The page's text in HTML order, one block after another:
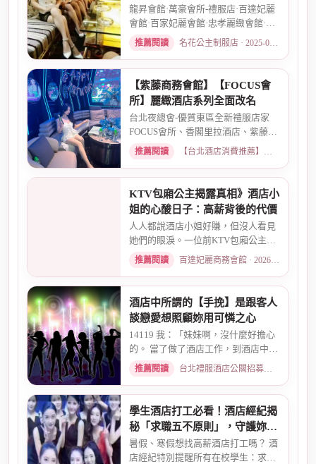
龍昇會館·萬豪會所-禮服店·百達妃麗
會館·百家妃麗會館·忠孝麗緻會館·敦
南麗緻會館·金荷會...
推薦閱讀 名花公主制服店 · 2025-02-01
【紫藤商務會館】【FOCUS會
所】麗緻酒店系列全面改名
台北夜總會-優質東區全新禮服店家
FOCUS會所、香閣里拉酒店、紫藤名
店、酒店幹部就是為了給你更好...
推薦閱讀 【台北酒店消費推薦】各大商務酒店、夜總會試算 · 2026-03-30
KTV包廂公主揭露真相》酒店小
姐的心酸日子：高薪背後的代價
人人都說酒店小姐好賺，但沒人看見
她們的眼淚。一位前KTV包廂公主首
度自曝，從入行初衷、被客人...
推薦閱讀 百達妃麗商務會館 · 2026-05-10
酒店中所謂的【手挽】是跟客人
談戀愛想照顧妳用可憐之心
14119 我：「妹妹啊，沒什麼好擔心
的。 當了做了酒店工作，到酒店中，
還有兩個機會 一個是單純、...
推薦閱讀 台北禮服酒店公關招募：兼職工作內容與薪資規範 · 2026-01-08
學生酒店打工必看！酒店經紀揭
秘「求職五不原則」，守護妳的
求職安全
暑假、寒假想找高薪酒店打工嗎？ 酒
店經紀特別提醒所有在校學生：求職